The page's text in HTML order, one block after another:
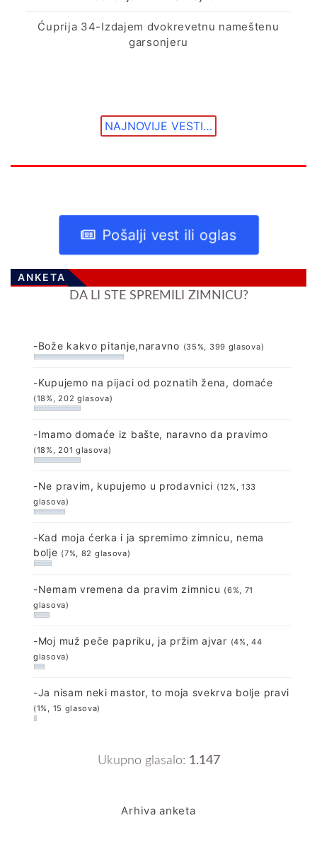
Ćuprija 34-Izdajem dvokrevetnu nameštenu
garsonjeru
NAJNOVIJE VESTI…
Pošalji vest ili oglas
ANKETA
DA LI STE SPREMILI ZIMNICU?
-Bože kakvo pitanje,naravno (35%, 399 glasova)
-Kupujemo na pijaci od poznatih žena, domaće
(18%, 202 glasova)
-Imamo domaće iz bašte, naravno da pravimo
(18%, 201 glasova)
-Ne pravim, kupujemo u prodavnici (12%, 133
glasova)
-Kad moja ćerka i ja spremimo zimnicu, nema
bolje (7%, 82 glasova)
-Nemam vremena da pravim zimnicu (6%, 71
glasova)
-Moj muž peče papriku, ja pržim ajvar (4%, 44
glasova)
-Ja nisam neki mastor, to moja svekrva bolje pravi
(1%, 15 glasova)
Ukupno glasalo: 1.147
Arhiva anketa